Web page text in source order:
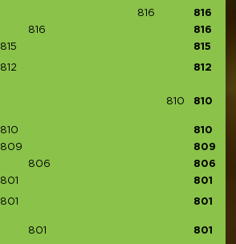
816
816
816
816
815 815
812 812
810 810
810
810
809
809
806
806
801 801
801 801
801 801